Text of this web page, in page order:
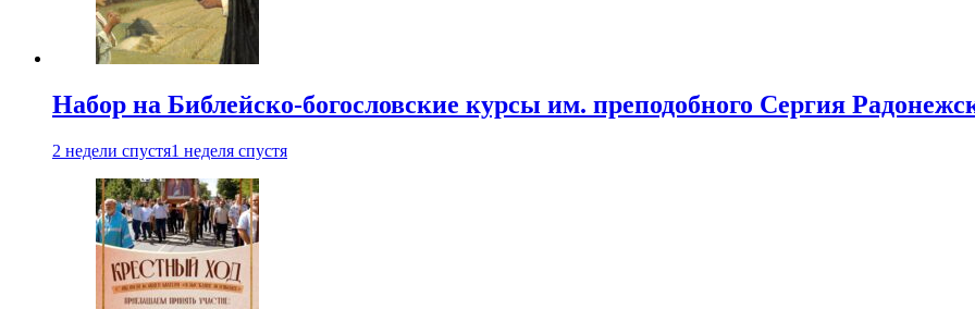
Набор на Библейско-богословские курсы им. преподобного Сергия
2 недели спустя1 неделя спустя